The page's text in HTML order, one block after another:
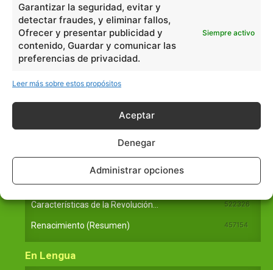
Garantizar la seguridad, evitar y
detectar fraudes, y eliminar fallos,
Ofrecer y presentar publicidad y
contenido, Guardar y comunicar las
preferencias de privacidad.
Siempre activo
Leer más sobre estos propósitos
Aceptar
Denegar
Administrar opciones
Números romanos
Ángulos agudo, obtuso, recto y...
En Filosofía
Teoría de los Cuatro Elementos
En Historia
Las principales características... 525533
Características de la Revolución... 522326
Renacimiento (Resumen) 457154
En Lengua